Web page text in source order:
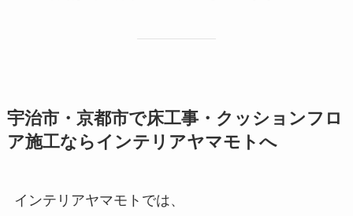
宇治市・京都市で床工事・クッションフロ
ア施工ならインテリアヤマモトへ
インテリアヤマモトでは、